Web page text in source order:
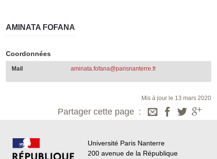
AMINATA FOFANA
Coordonnées
Mail aminata.fofana@parisnanterre.fr
Mis à jour le 13 mars 2020
Partager cette page
Université Paris Nanterre
200 avenue de la République